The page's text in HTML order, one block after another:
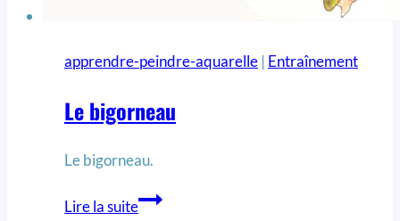
apprendre-peindre-aquarelle | Entraînement
Le bigorneau
Le bigorneau.
Lire la suite